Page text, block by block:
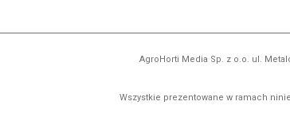
AgroHorti Media Sp. z o.o. ul.
Wszystkie prezentowane w ramach